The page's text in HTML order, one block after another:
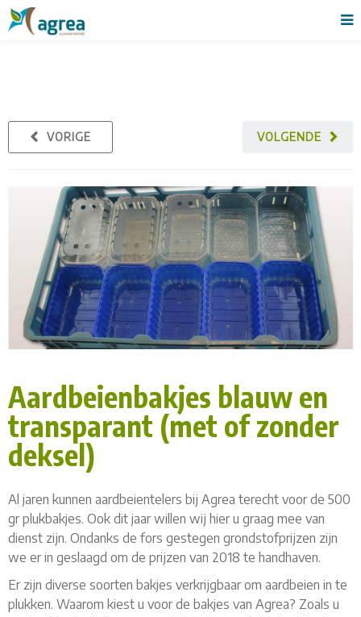
VOLGENDE
VORIGE
Aardbeienbakjes blauw en
transparant (met of zonder
deksel)
Al jaren kunnen aardbeientelers bij Agrea terecht voor de 500
gr plukbakjes. Ook dit jaar willen wij hier u graag mee van
dienst zijn. Ondanks de fors gestegen grondstofprijzen zijn
we er in geslaagd om de prijzen van 2018 te handhaven.
Er zijn diverse soorten bakjes verkrijgbaar om aardbeien in te
plukken. Waarom kiest u voor de bakjes van Agrea? Zoals u